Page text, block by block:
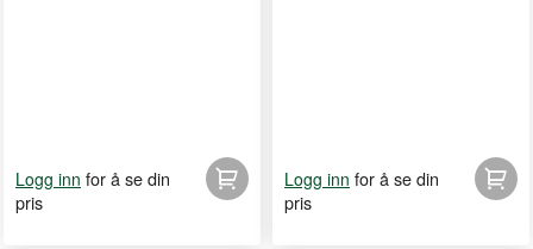
Logg inn for å se din
pris
Logg inn for å se din
pris